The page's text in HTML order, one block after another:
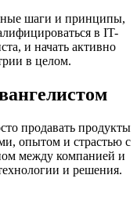
шаги и принципы,
в IT-
и начать активно
в целом.
продавать продукты
опытом и страстью с
между компанией и
и решения.